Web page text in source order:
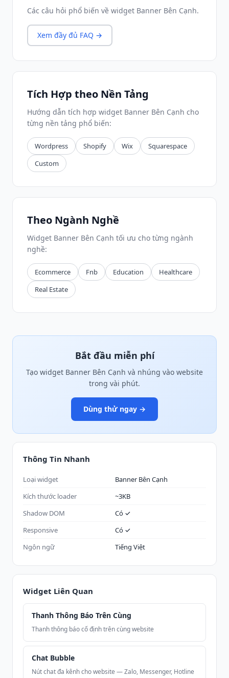
Các câu hỏi phổ biến về widget Banner Bên Cạnh.
Xem đầy đủ FAQ →
Tích Hợp theo Nền Tảng
Hướng dẫn tích hợp widget Banner Bên Cạnh cho
từng nền tảng phổ biến:
Wordpress Shopify Wix
Squarespace
Custom
Theo Ngành Nghề
Widget Banner Bên Cạnh tối ưu cho từng ngành
nghề:
Ecommerce Fnb Education
Healthcare
Real Estate
Bắt đầu miễn phí
Tạo widget Banner Bên Cạnh và nhúng vào website
trong vài phút.
Dùng thử ngay →
Thông Tin Nhanh
Loại widget
Banner Bên Cạnh
Kích thước loader
~3KB
Shadow DOM
Có ✓
Responsive
Có ✓
Ngôn ngữ
Tiếng Việt
Widget Liên Quan
Thanh Thông Báo Trên Cùng
Thanh thông báo cố định trên cùng website
Chat Bubble
Nút chat đa kênh cho website — Zalo, Messenger, Hotline